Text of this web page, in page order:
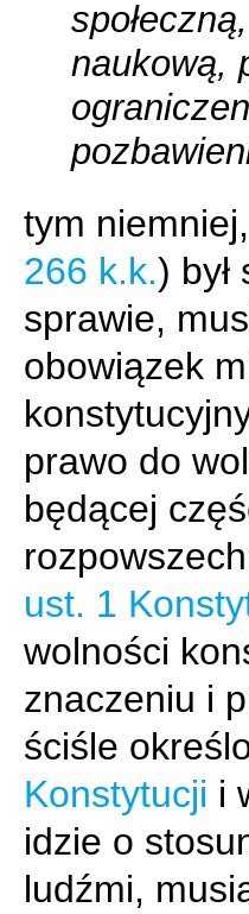
naukową,
tym
266 k.k.)
sprawie,
obowiązek
prawo do
będącej
ust. 1
wolności
znaczeniu i
ściśle
Konstytucji i
idzie o
ludźmi,